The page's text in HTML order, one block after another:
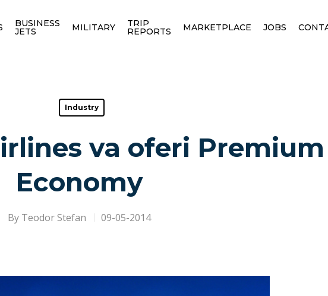
BUSINESS
JETS MILITARY TRIP
REPORTS MARKETPLACE JOBS
Industry
va oferi Premium
Economy
By Teodor Stefan 09-05-2014